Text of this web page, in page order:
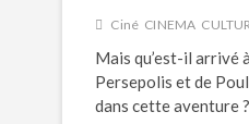
Ciné CINEMA
Mais qu’est-il arrivé
Persepolis et de
dans cette aventure